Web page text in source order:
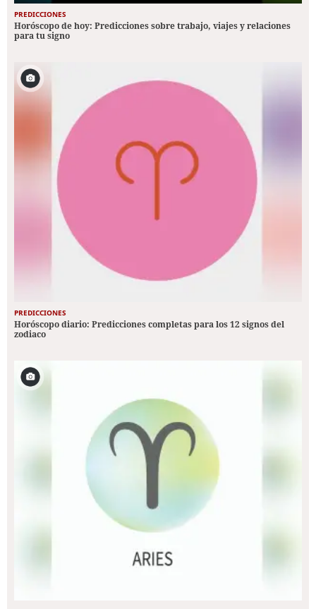
PREDICCIONES
Horóscopo de hoy: Predicciones sobre trabajo, viajes y relaciones
para tu signo
PREDICCIONES
Horóscopo diario: Predicciones completas para los 12 signos del
zodiaco